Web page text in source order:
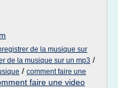
de la musique sur
de la musique sur un mp3 /
/ comment faire une
faire une video